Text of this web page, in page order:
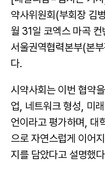
약사위원회(부회장 김
월 31일 코엑스 마곡
서울권역협력본부(본
다.
시약사회는 이번 협약
업, 네트워크 형성, 미
언이라고 평가하며, 대
으로 자연스럽게 이어
지를 담았다고 설명했